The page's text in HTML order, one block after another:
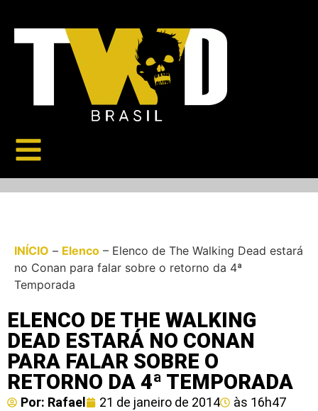
INÍCIO – Elenco – Elenco de The Walking Dead estará
no Conan para falar sobre o retorno da 4ª
Temporada
ELENCO DE THE WALKING
DEAD ESTARÁ NO CONAN
PARA FALAR SOBRE O
RETORNO DA 4ª TEMPORADA
Por: Rafael 21 de janeiro de 2014 às 16h47